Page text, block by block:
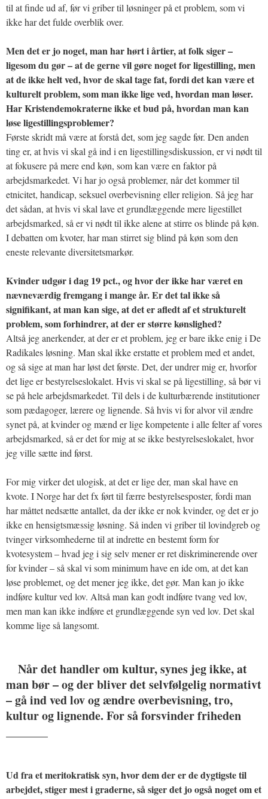
til at finde ud af, før vi griber til løsninger på et problem, som vi
ikke har det fulde overblik over.
Men det er jo noget, man har hørt i årtier, at folk siger –
ligesom du gør – at de gerne vil gøre noget for ligestilling, men
at de ikke helt ved, hvor de skal tage fat, fordi det kan være et
kulturelt problem, som man ikke lige ved, hvordan man løser.
Har Kristendemokraterne ikke et bud på, hvordan man kan
løse ligestillingsproblemer?
Første skridt må være at forstå det, som jeg sagde før. Den anden
ting er, at hvis vi skal gå ind i en ligestillingsdiskussion, er vi nødt til
at fokusere på mere end køn, som kan være en faktor på
arbejdsmarkedet. Vi har jo også problemer, når det kommer til
etnicitet, handicap, seksuel overbevisning eller religion. Så jeg har
det sådan, at hvis vi skal lave et grundlæggende mere ligestillet
arbejdsmarked, så er vi nødt til ikke alene at stirre os blinde på køn.
I debatten om kvoter, har man stirret sig blind på køn som den
eneste relevante diversitetsmarkør.
Kvinder udgør i dag 19 pct., og hvor der ikke har været en
nævneværdig fremgang i mange år. Er det tal ikke så
signifikant, at man kan sige, at det er afledt af et strukturelt
problem, som forhindrer, at der er større kønslighed?
Altså jeg anerkender, at der er et problem, jeg er bare ikke enig i De
Radikales løsning. Man skal ikke erstatte et problem med et andet,
og så sige at man har løst det første. Det, der undrer mig er, hvorfor
det lige er bestyrelseslokalet. Hvis vi skal se på ligestilling, så bør vi
se på hele arbejdsmarkedet. Til dels i de kulturbærende institutioner
som pædagoger, lærere og lignende. Så hvis vi for alvor vil ændre
synet på, at kvinder og mænd er lige kompetente i alle felter af vores
arbejdsmarked, så er det for mig at se ikke bestyrelseslokalet, hvor
jeg ville sætte ind først.
For mig virker det ulogisk, at det er lige der, man skal have en
kvote. I Norge har det fx ført til færre bestyrelsesposter, fordi man
har måttet nedsætte antallet, da der ikke er nok kvinder, og det er jo
ikke en hensigtsmæssig løsning. Så inden vi griber til lovindgreb og
tvinger virksomhederne til at indrette en bestemt form for
kvotesystem – hvad jeg i sig selv mener er ret diskriminerende over
for kvinder – så skal vi som minimum have en ide om, at det kan
løse problemet, og det mener jeg ikke, det gør. Man kan jo ikke
indføre kultur ved lov. Altså man kan godt indføre tvang ved lov,
men man kan ikke indføre et grundlæggende syn ved lov. Det skal
komme lige så langsomt.
Når det handler om kultur, synes jeg ikke, at
man bør – og der bliver det selvfølgelig normativt
– gå ind ved lov og ændre overbevisning, tro,
kultur og lignende. For så forsvinder friheden
Ud fra et meritokratisk syn, hvor dem der er de dygtigste til
arbejdet, stiger mest i graderne, så siger det jo også noget om et